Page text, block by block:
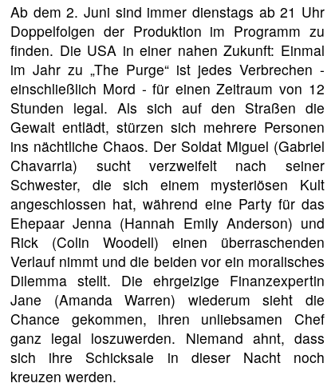
Ab dem 2. Juni sind immer dienstags ab 21 Uhr
Doppelfolgen der Produktion im Programm zu
finden. Die USA in einer nahen Zukunft: Einmal
im Jahr zu „The Purge“ ist jedes Verbrechen -
einschließlich Mord - für einen Zeitraum von 12
Stunden legal. Als sich auf den Straßen die
Gewalt entlädt, stürzen sich mehrere Personen
ins nächtliche Chaos. Der Soldat Miguel (Gabriel
Chavarria) sucht verzweifelt nach seiner
Schwester, die sich einem mysteriösen Kult
angeschlossen hat, während eine Party für das
Ehepaar Jenna (Hannah Emily Anderson) und
Rick (Colin Woodell) einen überraschenden
Verlauf nimmt und die beiden vor ein moralisches
Dilemma stellt. Die ehrgeizige Finanzexpertin
Jane (Amanda Warren) wiederum sieht die
Chance gekommen, ihren unliebsamen Chef
ganz legal loszuwerden. Niemand ahnt, dass
sich ihre Schicksale in dieser Nacht noch
kreuzen werden.